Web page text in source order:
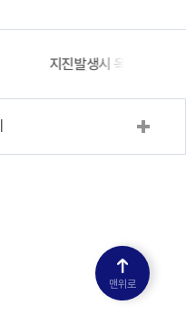
지진발생시 옥외대피소
맨위로